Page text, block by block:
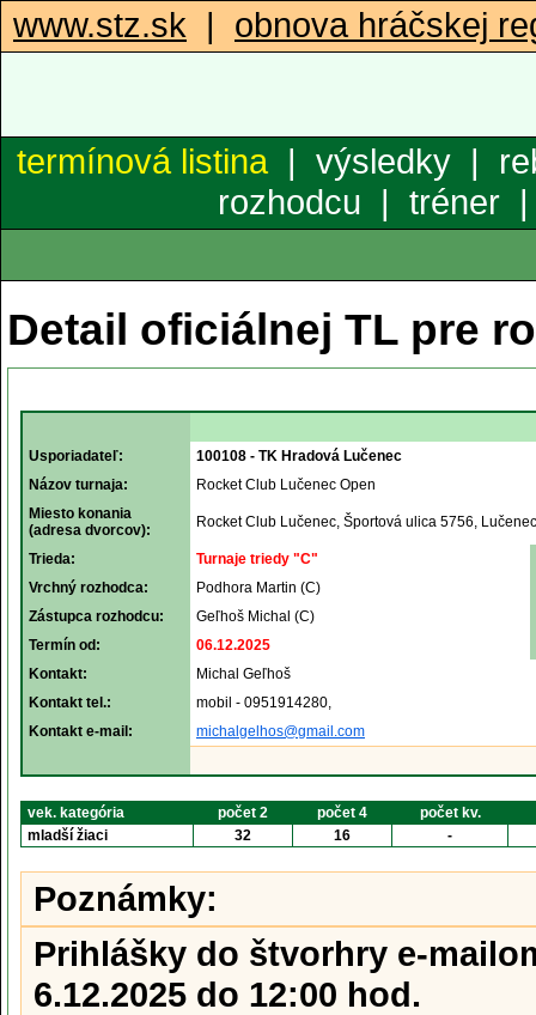
www.stz.sk | obnova hráčskej
termínová listina| výsledky |
rozhodcu | tréner
Detail oficiálnej TL pre
Usporiadateľ:
100108 - TK Hradová Lučenec
Názov turnaja:
Rocket Club Lučenec Open
Miesto konania
(adresa dvorcov):
Rocket Club Lučenec, Športová ulica 5756, Lučenec
Trieda:
Turnaje triedy "C"
Vrchný rozhodca:
Podhora Martin (C)
Zástupca rozhodcu:
Geľhoš Michal (C)
Termín od:
06.12.2025
Kontakt:
Michal Geľhoš
Kontakt tel.:
mobil - 0951914280,
Kontakt e-mail:
michalgelhos@gmail.com
vek. kategória počet 2 počet 4
počet kv.
mladší žiaci
32 16 -
Poznámky:
Prihlášky do štvorhry e-
6.12.2025 do 12:00 hod.